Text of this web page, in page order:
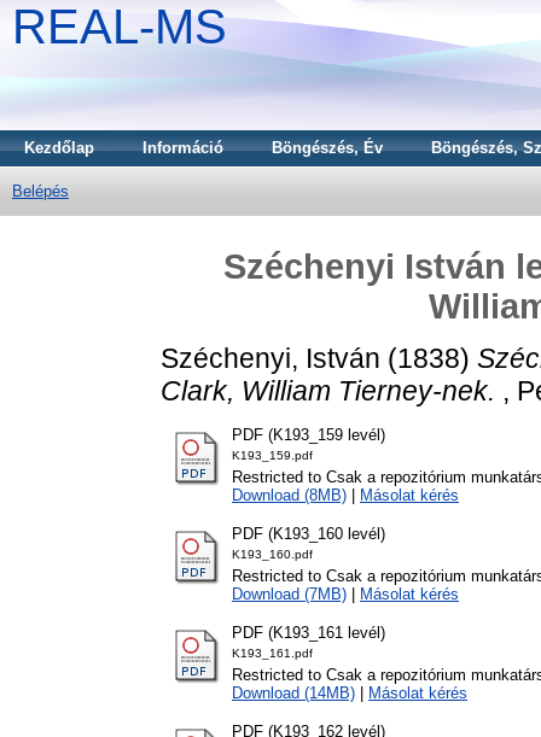
REAL-MS
Kezdőlap Információ Böngészés, Év Böngészés,
Belépés
Széchenyi István
Széchenyi, István (1838)
Clark, William Tierney-nek. ,
PDF (K193_159 levél)
K193_159.pdf
Restricted to Csak a repozitórium
Download (8MB)
Másolat kérés
PDF (K193_160 levél)
K193_160.pdf
Restricted to Csak a repozitórium
Download (7MB)
Másolat kérés
PDF (K193_161 levél)
K193_161.pdf
Restricted to Csak a repozitórium
Download (14MB)
Másolat kérés
PDF (K193_162 levél)